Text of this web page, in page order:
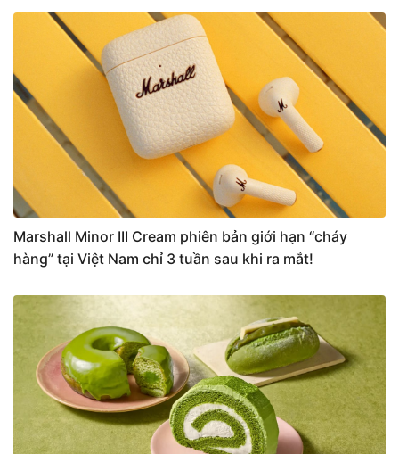
Marshall Minor III Cream phiên bản giới hạn “cháy
hàng” tại Việt Nam chỉ 3 tuần sau khi ra mắt!